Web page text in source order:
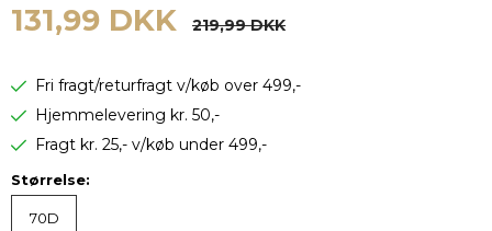
131,99 DKK 219,99 DKK
Fri fragt/returfragt v/køb over 499,-
Hjemmelevering kr. 50,-
Fragt kr. 25,- v/køb under 499,-
Størrelse:
70D